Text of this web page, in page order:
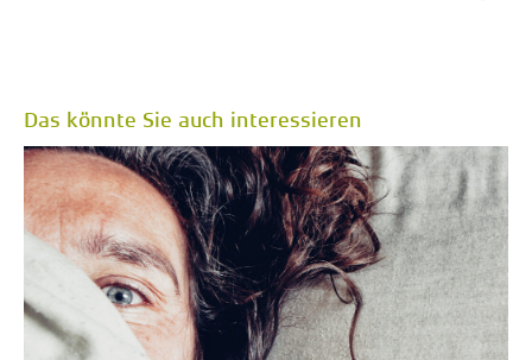
Das könnte Sie auch interessieren